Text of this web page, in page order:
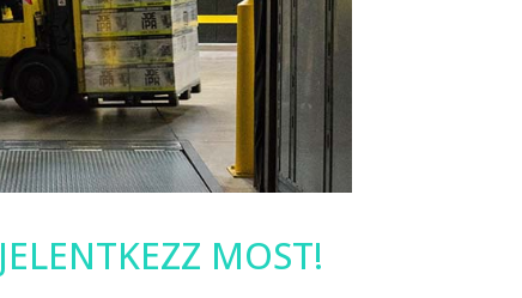
JELENTKEZZ MOST!